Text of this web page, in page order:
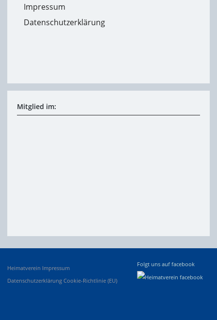
Impressum
Datenschutzerklärung
Mitglied im:
Heimatverein Impressum
Datenschutzerklärung Cookie-Richtlinie (EU)
Folgt uns auf facebook